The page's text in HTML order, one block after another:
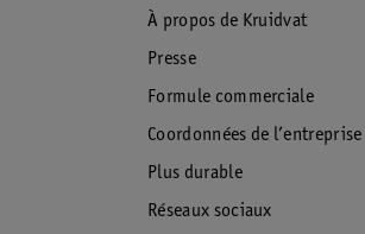
À propos de Kruidvat
Presse
Formule commerciale
Coordonnées de l’entreprise
Plus durable
Réseaux sociaux